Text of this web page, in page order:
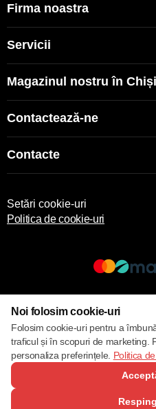
Firma noastra
Servicii
Magazinul nostru în
Contactează-ne
Contacte
Setări cookie-uri
Politica de cookie-uri
Noi folosim cookie-uri
Folosim cookie-uri pentru a
traficul și în scopuri de marketing.
personaliza preferințele. Politica